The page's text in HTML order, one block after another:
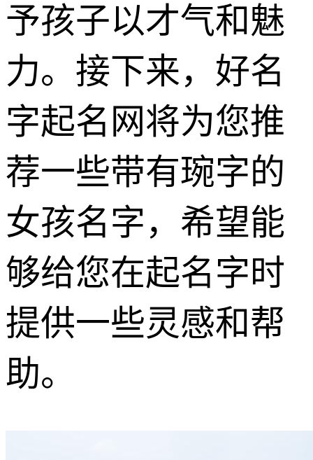
予孩子以才气和魅
力。接下来，好名
字起名网将为您推
荐一些带有琬字的
女孩名字，希望能
够给您在起名字时
提供一些灵感和帮
助。